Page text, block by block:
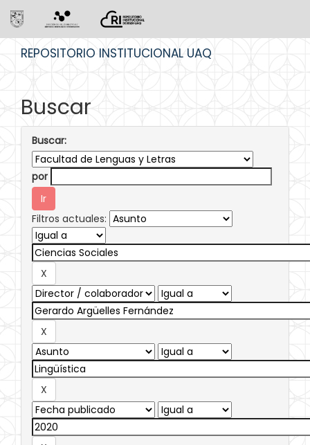
REPOSITORIO INSTITUCIONAL UAQ
Buscar
Buscar:
por
Filtros actuales: